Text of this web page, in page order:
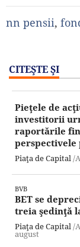
nn pensii,
CITEŞTE ŞI
Pieţele de
investitorii
raportările
Piaţa de Capital/
BVB
BET se
treia şedinţă
Piaţa de Capital/
august